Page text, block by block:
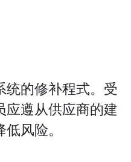
的修补程式。受
应遵从供应商的建
风险。